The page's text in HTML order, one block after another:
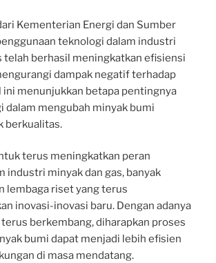
Kementerian Energi dan Sumber
teknologi dalam industri
telah berhasil meningkatkan efisiensi
dampak negatif terhadap
ini menunjukkan betapa pentingnya
dalam mengubah minyak bumi
berkualitas.
terus meningkatkan peran
industri minyak dan gas, banyak
lembaga riset yang terus
inovasi-inovasi baru. Dengan adanya
berkembang, diharapkan proses
bumi dapat menjadi lebih efisien
di masa mendatang.